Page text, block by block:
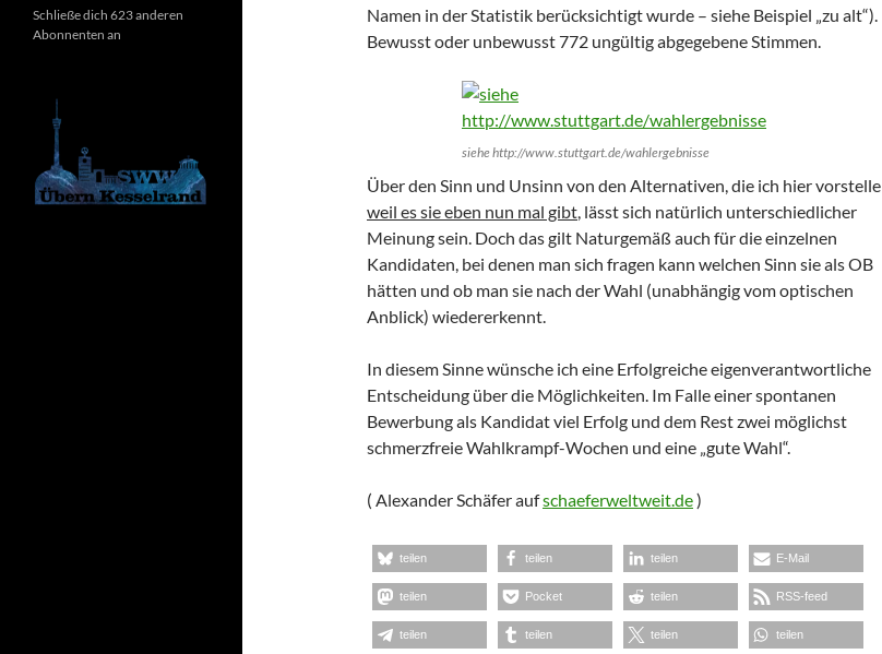
Namen in der Statistik berücksichtigt wurde – siehe Beispiel „zu alt“).
Bewusst oder unbewusst 772 ungültig abgegebene Stimmen.
siehe http://www.stuttgart.de/wahlergebnisse
Über den Sinn und Unsinn von den Alternativen, die ich hier vorstelle
weil es sie eben nun mal gibt, lässt sich natürlich unterschiedlicher
Meinung sein. Doch das gilt Naturgemäß auch für die einzelnen
Kandidaten, bei denen man sich fragen kann welchen Sinn sie als OB
hätten und ob man sie nach der Wahl (unabhängig vom optischen
Anblick) wiedererkennt.
In diesem Sinne wünsche ich eine Erfolgreiche eigenverantwortliche
Entscheidung über die Möglichkeiten. Im Falle einer spontanen
Bewerbung als Kandidat viel Erfolg und dem Rest zwei möglichst
schmerzfreie Wahlkrampf-Wochen und eine „gute Wahl“.
( Alexander Schäfer aufschaeferweltweit.de)
teilen teilen teilen E-Mail
teilen Pocket teilen RSS-feed
teilen teilen teilen teilen
Schließe dich 623 anderen
Abonnenten an